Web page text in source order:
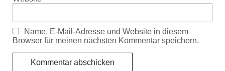
Name, E-Mail-Adresse und Website in diesem
Browser für meinen nächsten Kommentar speichern.